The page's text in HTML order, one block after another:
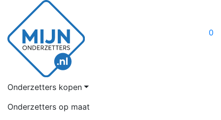
0
Onderzetters kopen
Onderzetters op maat